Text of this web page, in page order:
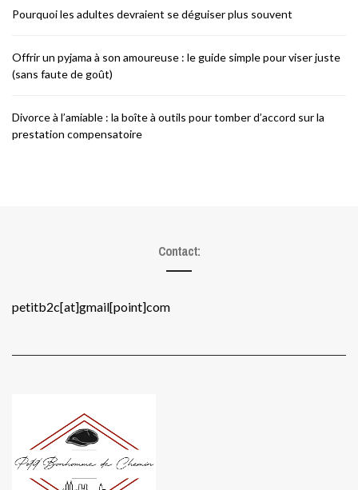
Pourquoi les adultes devraient se déguiser plus souvent
Offrir un pyjama à son amoureuse : le guide simple pour viser juste
(sans faute de goût)
Divorce à l’amiable : la boîte à outils pour tomber d’accord sur la
prestation compensatoire
Contact:
petitb2c[at]gmail[point]com